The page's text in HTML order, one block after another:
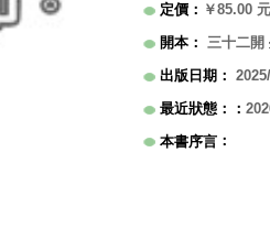
定價 ： ￥85.00 元
開本 ： 三十二開
出版日期 ：
最近狀態：
：
本書序言 ：